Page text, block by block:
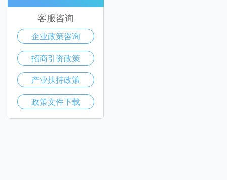
客服咨询
企业政策咨询
招商引资政策
产业扶持政策
政策文件下载